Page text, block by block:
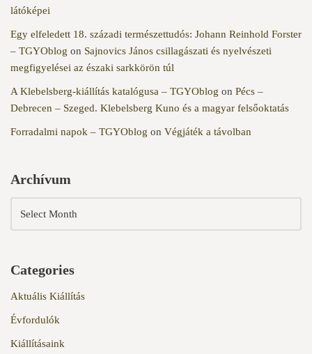
látóképei
Egy elfeledett 18. századi természettudós: Johann Reinhold Forster
– TGYOblog on Sajnovics János csillagászati és nyelvészeti
megfigyelései az északi sarkkörön túl
A Klebelsberg-kiállítás katalógusa – TGYOblog on Pécs –
Debrecen – Szeged. Klebelsberg Kuno és a magyar felsőoktatás
Forradalmi napok – TGYOblog on Végjáték a távolban
Archívum
Categories
Aktuális Kiállítás
Évfordulók
Kiállításaink